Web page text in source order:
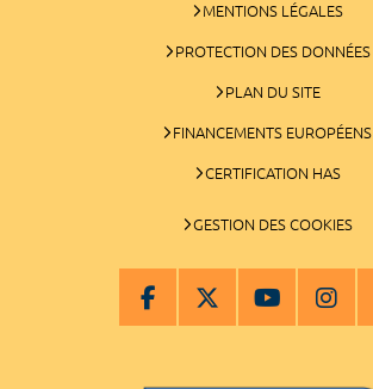
MENTIONS LÉGALES
PROTECTION DES DONNÉES
PLAN DU SITE
FINANCEMENTS EUROPÉENS
CERTIFICATION HAS
GESTION DES COOKIES